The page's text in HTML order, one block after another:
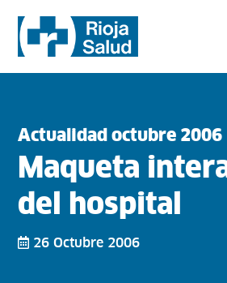
Actualidad octubre 2006
Maqueta
del hospital
26 Octubre 2006